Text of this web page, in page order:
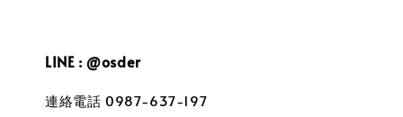
LINE : @osder
連絡電話 0987-637-197